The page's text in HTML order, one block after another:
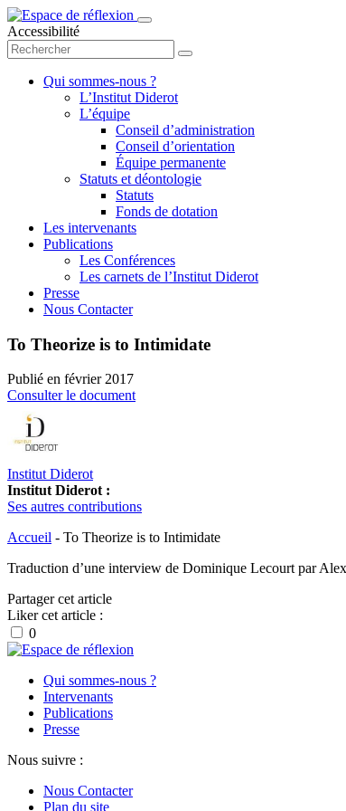
Accessibilité
Qui sommes-nous ?
L’Institut Diderot
L’équipe
Conseil d’administration
Conseil d’orientation
Équipe permanente
Statuts et déontologie
Statuts
Fonds de dotation
Les intervenants
Publications
Les Conférences
Les carnets de l’Institut Diderot
Presse
Nous Contacter
To Theorize is to Intimidate
Publié en février 2017
Consulter le document
Institut Diderot
Institut Diderot :
Ses autres contributions
Accueil - To Theorize is to Intimidate
Traduction d’une interview de Dominique Lecourt par
Partager cet article
Liker cet article :
0
Qui sommes-nous ?
Intervenants
Publications
Presse
Nous suivre :
Nous Contacter
Plan du site